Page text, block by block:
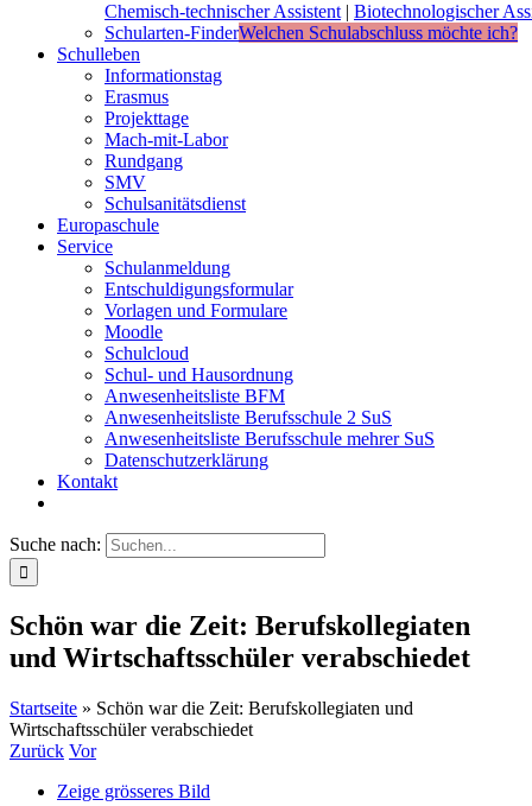
Chemisch-technischer Assistent | Biotechnologischer
Schularten-FinderWelchen Schulabschluss möchte ich?
Schulleben
Informationstag
Erasmus
Projekttage
Mach-mit-Labor
Rundgang
SMV
Schulsanitätsdienst
Europaschule
Service
Schulanmeldung
Entschuldigungsformular
Vorlagen und Formulare
Moodle
Schulcloud
Schul- und Hausordnung
Anwesenheitsliste BFM
Anwesenheitsliste Berufsschule 2 SuS
Anwesenheitsliste Berufsschule mehrer SuS
Datenschutzerklärung
Kontakt
Suche nach:
Schön war die Zeit: Berufskollegiaten
und Wirtschaftsschüler verabschiedet
Startseite » Schön war die Zeit: Berufskollegiaten und
Wirtschaftsschüler verabschiedet
Zurück Vor
Zeige grösseres Bild